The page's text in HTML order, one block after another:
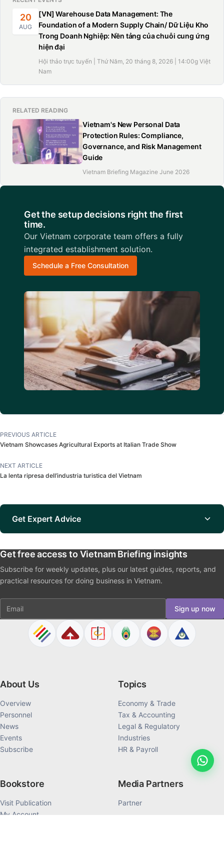
20
AUG
[VN] Warehouse Data Management: The
Foundation of a Modern Supply Chain/ Dữ Liệu Kho
Trong Doanh Nghiệp: Nền tảng của chuỗi cung ứng
hiện đại
Hội thảo trực tuyến | Thứ Năm, 20 tháng 8, 2026 | 14:00g Việt
Nam
RELATED READING
Vietnam's New Personal Data
Protection Rules: Compliance,
Governance, and Risk Management
Guide
Vietnam Briefing Magazine June 2026
Get the setup decisions right the first
time.
Our Vietnam corporate team offers a fully
integrated establishment solution.
Schedule a Free Consultation
PREVIOUS ARTICLE
Vietnam Showcases Agricultural Exports at Italian Trade Show
NEXT ARTICLE
La lenta ripresa dell’industria turistica del Vietnam
Get Expert Advice
Get free access to Vietnam Briefing insights
Subscribe for weekly updates, plus our latest guides, reports, and
practical resources for doing business in Vietnam.
Email Sign up now
About Us
Overview
Personnel
News
Events
Subscribe
Topics
Economy & Trade
Tax & Accounting
Legal & Regulatory
Industries
HR & Payroll
Bookstore
Visit Publication
My Account
Media Partners
Partner